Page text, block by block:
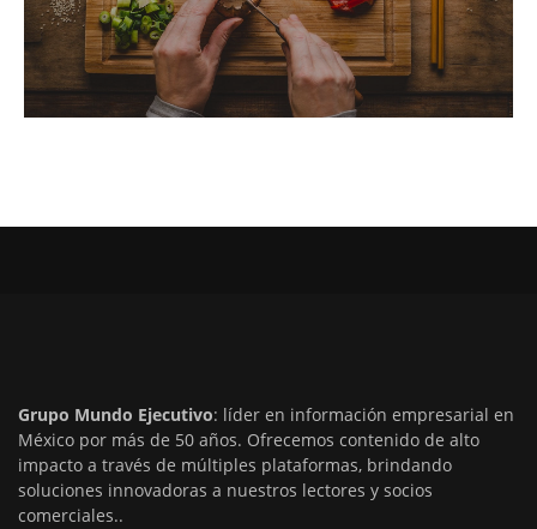
Grupo Mundo Ejecutivo: líder en información empresarial en
México por más de 50 años. Ofrecemos contenido de alto
impacto a través de múltiples plataformas, brindando
soluciones innovadoras a nuestros lectores y socios
comerciales..